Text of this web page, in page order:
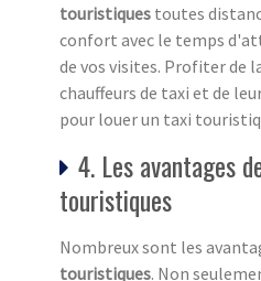
touristiques toutes
confort avec le temps
de vos visites. Profiter de
chauffeurs de taxi et de
pour louer un taxi
4. Les avantages
touristiques
Nombreux sont les
touristiques. Non